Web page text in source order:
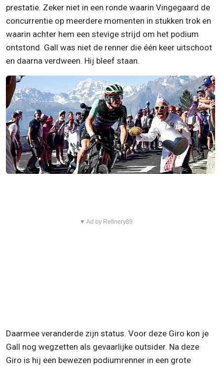
prestatie. Zeker niet in een ronde waarin Vingegaard de
concurrentie op meerdere momenten in stukken trok en
waarin achter hem een stevige strijd om het podium
ontstond. Gall was niet de renner die één keer uitschoot
en daarna verdween. Hij bleef staan.
▼ Ad by Refinery89
Daarmee veranderde zijn status. Voor deze Giro kon je
Gall nog wegzetten als gevaarlijke outsider. Na deze
Giro is hij een bewezen podiumrenner in een grote